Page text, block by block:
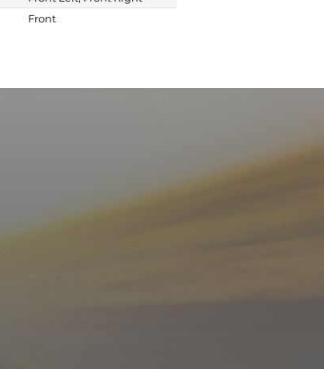
Front